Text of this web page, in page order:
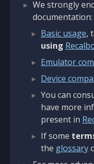
We strongly
documentation:
Basic usage,
using
Emulator
Device
You can
have more
present in
If some
the glossary